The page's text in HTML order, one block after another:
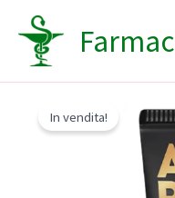
contenuto
In vendita!